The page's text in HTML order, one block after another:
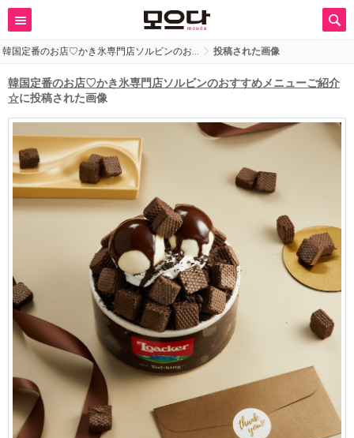
韓国定番のお店♡かき氷専門店ソルビンのお… 投稿された画像
韓国定番のお店♡かき氷専門店ソルビンのおすすめメニューご紹介
☆に投稿された画像